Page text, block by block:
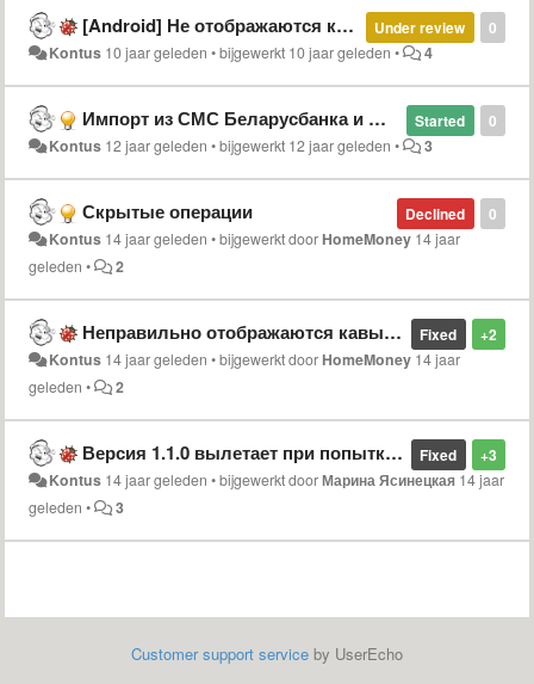
0
Under review
[Android] Не отображаются копейки в валюте BYN
Kontus 10 jaar geleden •bijgewerkt 10 jaar geleden • 4
0
Started
Импорт из СМС Беларусбанка и Москва-Минск
Kontus 12 jaar geleden •bijgewerkt 12 jaar geleden • 3
0
Declined
Скрытые операции
Kontus 14 jaar geleden •bijgewerkt door HomeMoney 14 jaar
geleden • 2
+2
Fixed
Неправильно отображаются кавычки
Kontus 14 jaar geleden •bijgewerkt door HomeMoney 14 jaar
geleden • 2
+3
Fixed
Версия 1.1.0 вылетает при попытка авторизации
Kontus 14 jaar geleden •bijgewerkt doorМарина Ясинецкая 14 jaar
geleden • 3
Customer support service by UserEcho